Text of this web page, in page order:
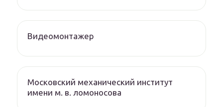
Видеомонтажер
Московский механический институт
имени м. в. ломоносова